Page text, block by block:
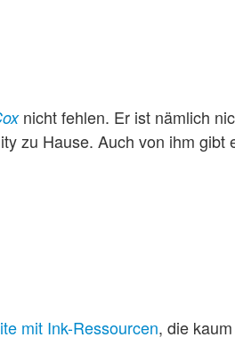
nicht fehlen. Er ist nämlich
zu Hause. Auch von ihm gibt
mit Ink-Ressourcen, die